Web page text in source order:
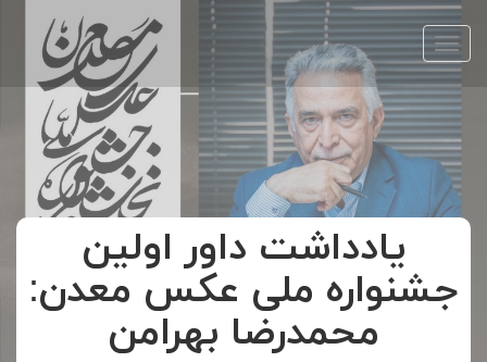
Toggle
navigation
یادداشت داور اولین
جشنواره ملی عکس معدن:
محمدرضا بهرامن